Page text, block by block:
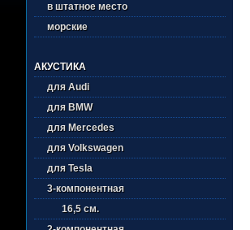
в штатное место
морские
АКУСТИКА
для Audi
для BMW
для Mercedes
для Volkswagen
для Tesla
3-компонентная
16,5 см.